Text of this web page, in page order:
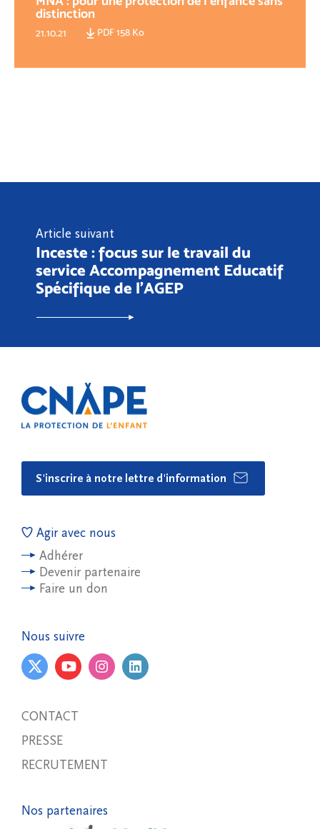
distinction
21.10.21 PDF 158 Ko
Article suivant
Inceste : focus sur le travail du
service Accompagnement Educatif
Spécifique de l'AGEP
S'inscrire à notre lettre d'information
Agir avec nous
Adhérer
Devenir partenaire
Faire un don
Nous suivre
CONTACT
PRESSE
RECRUTEMENT
Nos partenaires